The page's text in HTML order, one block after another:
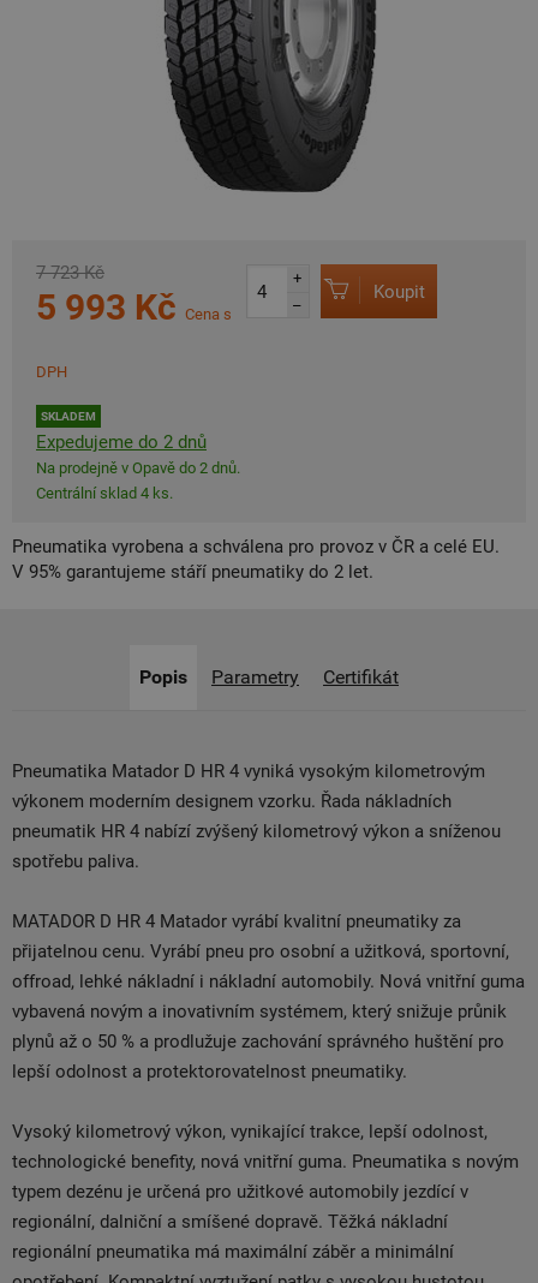
7 723 Kč
5 993 Kč Cena s
DPH
SKLADEM
Expedujeme do 2 dnů
Na prodejně v Opavě do 2 dnů.
Centrální sklad 4 ks.
+
–
Koupit
Pneumatika vyrobena a schválena pro provoz v ČR a celé EU.
V 95% garantujeme stáří pneumatiky do 2 let.
Popis Parametry Certifikát
Pneumatika Matador D HR 4 vyniká vysokým kilometrovým
výkonem moderním designem vzorku. Řada nákladních
pneumatik HR 4 nabízí zvýšený kilometrový výkon a sníženou
spotřebu paliva.
MATADOR D HR 4 Matador vyrábí kvalitní pneumatiky za
přijatelnou cenu. Vyrábí pneu pro osobní a užitková, sportovní,
offroad, lehké nákladní i nákladní automobily. Nová vnitřní guma
vybavená novým a inovativním systémem, který snižuje průnik
plynů až o 50 % a prodlužuje zachování správného huštění pro
lepší odolnost a protektorovatelnost pneumatiky.
Vysoký kilometrový výkon, vynikající trakce, lepší odolnost,
technologické benefity, nová vnitřní guma. Pneumatika s novým
typem dezénu je určená pro užitkové automobily jezdící v
regionální, dalniční a smíšené dopravě. Těžká nákladní
regionální pneumatika má maximální záběr a minimální